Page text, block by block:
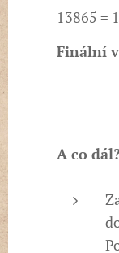
13865 =
Finální
A co